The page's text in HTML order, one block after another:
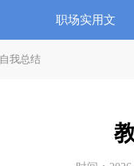
职场实用文
自我总结